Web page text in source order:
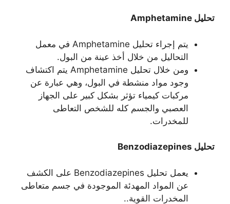
تحليل Amphetamine
يتم إجراء تحليل Amphetamine في معمل
التحاليل من خلال أخذ عينة من البول.
ومن خلال تحليل Amphetamine يتم اكتشاف
وجود مواد منشطة في البول، وهي عبارة عن
مركبات كيمياء تؤثر بشكل كبير على الجهاز
العصبي والجسم كله للشخص التعاطى
للمخدرات.
تحليل Benzodiazepines
يعمل تحليل Benzodiazepines على الكشف
عن المواد المهدئة الموجودة في جسم متعاطى
المخدرات القوية..